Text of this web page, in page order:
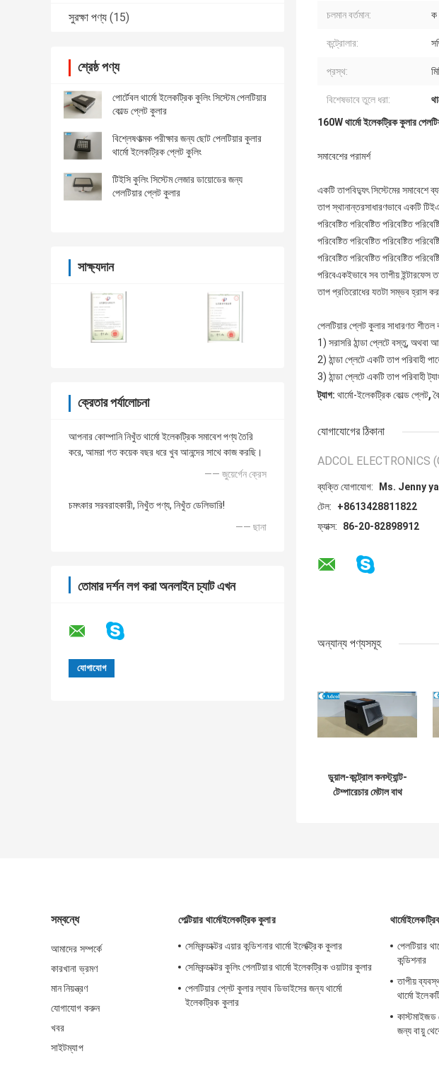
সুরক্ষা পণ্য (15)
শ্রেষ্ঠ পণ্য
পোর্টেবল থার্মো ইলেকট্রিক কুলিং সিস্টেম পেলটিয়ার
কোল্ড প্লেট কুলার
বিশ্লেষণাত্মক পরীক্ষার জন্য ছোট পেলটিয়ার কুলার
থার্মো ইলেকট্রিক প্লেট কুলিং
টিইসি কুলিং সিস্টেম লেজার ডায়োডের জন্য
পেলটিয়ার প্লেট কুলার
সাক্ষ্যদান
ক্রেতার পর্যালোচনা
আপনার কোম্পানি নিখুঁত থার্মো ইলেকট্রিক সমাবেশ পণ্য তৈরি
করে, আমরা গত কয়েক বছর ধরে খুব আনন্দের সাথে কাজ করছি।
—— জুয়ের্গেন ক্রেস
চমৎকার সরবরাহকারী, নিখুঁত পণ্য, নিখুঁত ডেলিভারি!
—— ছানা
তোমার দর্শন লগ করা অনলাইন চ্যাট এখন
চলমান বর্তমান: ক
কন্ট্রোলার:
প্রস্থ:
বিশেষভাবে তুলে ধরা:
160W থার্মো ইলেকট্রিক কুলার
সমাবেশের পরামর্শ
একটি তাপবিদ্যুৎ সিস্টেমের সমাবেশে
তাপ স্থানান্তরসাধারণভাবে একটি
পরিবেষ্টিত পরিবেষ্টিত পরিবেষ্টিত
পরিবেষ্টিত পরিবেষ্টিত পরিবেষ্টিত
পরিবেষ্টিত পরিবেষ্টিত পরিবেষ্টিত
পরিবেএকইভাবে সব তাপীয় ইন্টারফেস
তাপ প্রতিরোধের যতটা সম্ভব হ্রাস
পেলটিয়ার প্লেট কুলার সাধারণত
1) সরাসরি ঠান্ডা প্লেটে বস্তু, অথবা
2) ঠান্ডা প্লেটে একটি তাপ পরিবাহী
3) ঠান্ডা প্লেটে একটি তাপ পরিবাহী
ট্যাগ: থার্মো-ইলেকট্রিক কোল্ড প্লেট,
যোগাযোগের ঠিকানা
ADCOL ELECTRONICS
ব্যক্তি যোগাযোগ:
Ms. Jenny
টেল:
+8613428811822
ফ্যাক্স:
86-20-82898912
অন্যান্য পণ্যসমূহ
ডুয়াল-কন্ট্রোল কনস্ট্যান্ট-
টেম্পারেচার মেটাল বাথ
সম্বন্ধে
আমাদের সম্পর্কে
কারখানা ভ্রমণ
মান নিয়ন্ত্রণ
যোগাযোগ করুন
খবর
সাইটম্যাপ
পেল্টিয়ার থার্মোইলেকট্রিক কুলার
সেমিকন্ডাক্টর এয়ার কন্ডিশনার থার্মো ইলেক্ট্রিক কুলার
সেমিকন্ডাক্টর কুলিং পেলটিয়ার থার্মো ইলেকট্রিক ওয়াটার কুলার
পেলটিয়ার প্লেট কুলার ল্যাব ডিভাইসের জন্য থার্মো
ইলেকট্রিক কুলার
পেলটিয়ার
কন্ডিশনার
তাপীয়
থার্মো
কাস্টমাইজড
জন্য বায়ু